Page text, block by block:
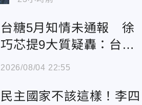
向
台糖5月知情未通報 徐
巧芯提9大質疑轟：台糖
董座是「鐵桿賴友友」
2026/08/04 22:55
民主國家不該這樣！李四